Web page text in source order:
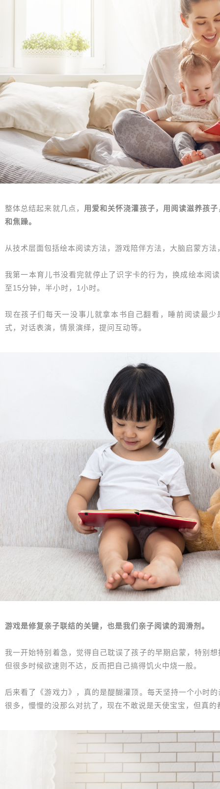
整体总结起来就几点， 用爱和关怀浇灌孩子，用阅读滋养孩
和焦躁。
从技术层面包括绘本阅读方法，游戏陪伴方法，大脑启蒙方
我第一本育儿书没看完就停止了识字卡的行为，换成绘本阅
至15分钟，半小时，1小时。
现在孩子们每天一没事儿就拿本书自己翻看，睡前阅读最
式，对话表演，情景演绎，提问互动等。
游戏是修复亲子联结的关键，也是我们亲子阅读的润滑剂。
我一开始特别着急，觉得自己耽误了孩子的早期启蒙，特别
但很多时候欲速则不达，反而把自己搞得饥火中烧一般。
后来看了《游戏力》，真的是醍醐灌顶。每天坚持一个小时
很多，慢慢的没那么对抗了，现在不敢说是天使宝宝，但真的